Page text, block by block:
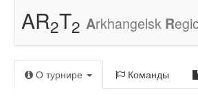
AR2T2 Arkhangelsk R
О турнире Команды